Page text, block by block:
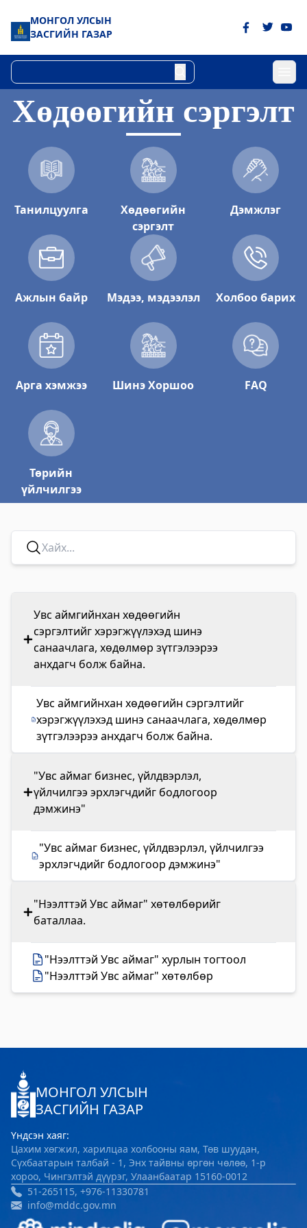
МОНГОЛ УЛСЫН
ЗАСГИЙН ГАЗАР
Хөдөөгийн сэргэлт
Танилцуулга
Хөдөөгийн
сэргэлт
Дэмжлэг
Ажлын байр Мэдээ, мэдээлэл Холбоо барих
Арга хэмжээ Шинэ Хоршоо FAQ
Төрийн
үйлчилгээ
Увс аймгийнхан хөдөөгийн
сэргэлтийг хэрэгжүүлэхэд шинэ
санаачлага, хөдөлмөр зүтгэлээрээ
анхдагч болж байна.
Увс аймгийнхан хөдөөгийн сэргэлтийг
хэрэгжүүлэхэд шинэ санаачлага, хөдөлмөр
зүтгэлээрээ анхдагч болж байна.
"Увс аймаг бизнес, үйлдвэрлэл,
үйлчилгээ эрхлэгчдийг бодлогоор
дэмжинэ"
"Увс аймаг бизнес, үйлдвэрлэл, үйлчилгээ
эрхлэгчдийг бодлогоор дэмжинэ"
"Нээлттэй Увс аймаг" хөтөлбөрийг
баталлаа.
"Нээлттэй Увс аймаг" хурлын тогтоол
"Нээлттэй Увс аймаг" хөтөлбөр
МОНГОЛ УЛСЫН
ЗАСГИЙН ГАЗАР
Үндсэн хаяг:
Цахим хөгжил, харилцаа холбооны яам, Төв шуудан,
Сүхбаатарын талбай - 1, Энх тайвны өргөн чөлөө, 1-р
хороо, Чингэлтэй дүүрэг, Улаанбаатар 15160-0012
51-265115, +976-11330781
info@mddc.gov.mn